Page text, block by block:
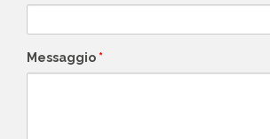
Messaggio *